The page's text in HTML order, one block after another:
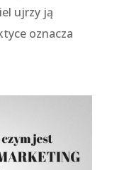
ujrzy ją
oznacza